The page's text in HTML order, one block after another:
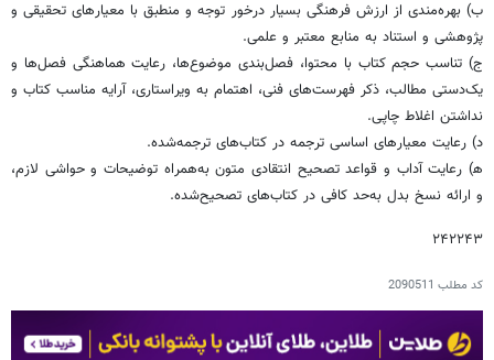
ب) بهره‌مندی از ارزش فرهنگی بسیار درخور توجه و منطبق با معیارهای تحقیقی و
پژوهشی و استناد به منابع معتبر و علمی.
ج) تناسب حجم کتاب با محتوا، فصل‌بندی موضوع‌ها، رعایت هماهنگی فصل‌ها و
یک‌دستی مطالب، ذکر فهرست‌های فنی، اهتمام به ویراستاری، آرایه مناسب کتاب و
نداشتن اغلاط چاپی.
د) رعایت معیارهای اساسی ترجمه در کتاب‌های ترجمه‌شده.
ﮬ) رعایت آداب و قواعد تصحیح انتقادی متون به‌همراه توضیحات و حواشی لازم،
و ارائه نسخ بدل به‌حد کافی در کتاب‌های تصحیح‌شده.
۲۴۲۲۴۳
کد مطلب 2090511